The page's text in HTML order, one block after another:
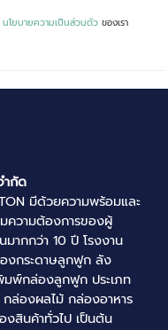
นโยบายความเป็นส่วนตัวของเรา
กัด
มีด้วยความพร้อมและ
ความต้องการของผู้
มากกว่า 10 ปี โรงงาน
งกระดาษลูกฟูก ลัง
พ์กล่องลูกฟูกประเภท
กล่องผลไม้กล่องอาหาร
สินค้าทั่วไป เป็นต้น